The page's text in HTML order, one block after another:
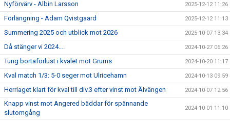
Nyförvärv - Albin Larsson 2025-12-12 11:26
Förlängning - Adam Qvistgaard 2025-12-12 11:13
Summering 2025 och utblick mot 2026 2025-10-07 13:34
Då stänger vi 2024…. 2024-10-27 06:26
Tung bortaförlust i kvalet mot Grums 2024-10-20 11:17
Kval match 1/3: 5-0 seger mot Ulricehamn 2024-10-13 09:59
Herrlaget klart för kval till div.3 efter vinst mot Älvängen 2024-10-07 12:56
Knapp vinst mot Angered bäddar för spännande
slutomgång
2024-10-01 11:10